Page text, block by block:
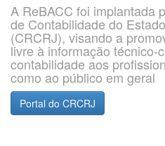
A ReBACC foi implantada
de Contabilidade do
(CRCRJ), visando a
livre à informação técnico-
contabilidade aos
como ao público em geral
Portal do CRCRJ